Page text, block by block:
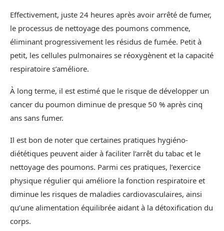
Effectivement, juste 24 heures après avoir arrêté de fumer,
le processus de nettoyage des poumons commence,
éliminant progressivement les résidus de fumée. Petit à
petit, les cellules pulmonaires se réoxygènent et la capacité
respiratoire s’améliore.
À long terme, il est estimé que le risque de développer un
cancer du poumon diminue de presque 50 % après cinq
ans sans fumer.
Il est bon de noter que certaines pratiques hygiéno-
diététiques peuvent aider à faciliter l’arrêt du tabac et le
nettoyage des poumons. Parmi ces pratiques, l’exercice
physique régulier qui améliore la fonction respiratoire et
diminue les risques de maladies cardiovasculaires, ainsi
qu’une alimentation équilibrée aidant à la détoxification du
corps.